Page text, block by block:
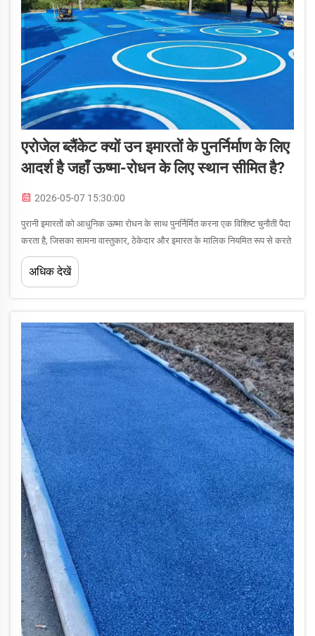
एरोजेल ब्लैंकेट क्यों उन इमारतों के पुनर्निर्माण के लिए
आदर्श है जहाँ ऊष्मा-रोधन के लिए स्थान सीमित है?
2026-05-07 15:30:00
पुरानी इमारतों को आधुनिक ऊष्मा रोधन के साथ पुनर्निर्मित करना एक विशिष्ट चुनौती पैदा
करता है, जिसका सामना वास्तुकार, ठेकेदार और इमारत के मालिक नियमित रूप से करते
हैं: मूल्यवान आंतरिक या बाह्य स्थान के बिना उत्कृष्ट ऊष्मीय प्रदर्शन प्राप्त करना।
पारंपरिक...
अधिक देखें